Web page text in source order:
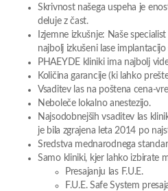
Skrivnost našega uspeha je
deluje z čast.
Izjemne izkušnje: Naše
najbolj izkušeni lase
PHAEYDE kliniki ima najbolj
Količina garancije (ki lahko
Vsaditev las na poštena cena-
Neboleče lokalno anestezijo.
Najsodobnejših vsaditev las
je bila zgrajena leta 2014 po
Sredstva mednarodnega
Samo kliniki, kjer lahko izbirate
Presajanju las F.U.E.
F.U.E. Safe System